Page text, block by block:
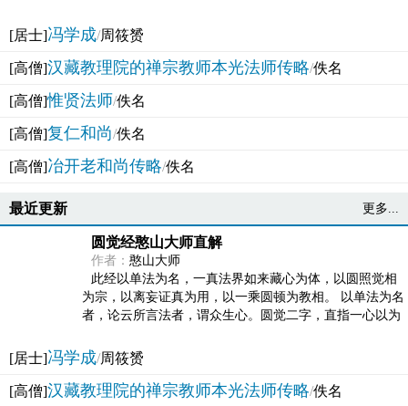
[居士]冯学成/周筱赟
[高僧]汉藏教理院的禅宗教师本光法师传略/佚名
[高僧]惟贤法师/佚名
[高僧]复仁和尚/佚名
[高僧]冶开老和尚传略/佚名
最近更新 更多...
圆觉经憨山大师直解
作者： 憨山大师
此经以单法为名，一真法界如来藏心为体，以圆照觉相
为宗，以离妄证真为用，以一乘圆顿为教相。 以单法为名
者，论云所言法者，谓众生心。圆觉二字，直指一心以为
[居士]冯学成/周筱赟
[高僧]汉藏教理院的禅宗教师本光法师传略/佚名